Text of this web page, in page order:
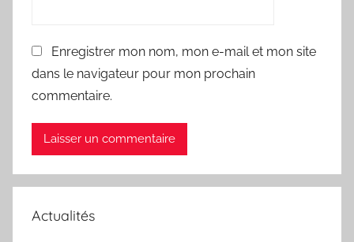
Enregistrer mon nom, mon e-mail et mon site
dans le navigateur pour mon prochain
commentaire.
Actualités